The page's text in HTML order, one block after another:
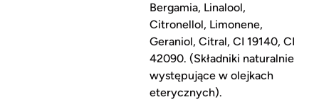
Bergamia, Linalool,
Citronellol, Limonene,
Geraniol, Citral, CI 19140, CI
42090. (Składniki naturalnie
występujące w olejkach
eterycznych).